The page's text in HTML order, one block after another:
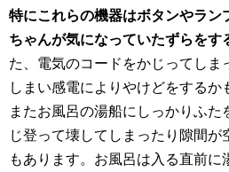
特にこれらの機器はボタンやラン
ちゃんが気になっていたずらをす
た、電気のコードをかじってしま
しまい感電によりやけどをするか
またお風呂の湯船にしっかりふた
じ登って壊してしまったり隙間が
もあります。お風呂は入る直前に